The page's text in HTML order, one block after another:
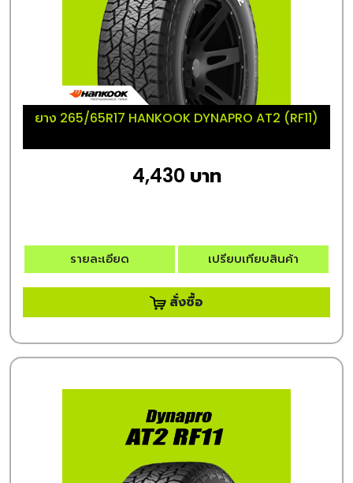
ยาง 265/65R17 HANKOOK DYNAPRO AT2 (RF11)
4,430 บาท
รายละเอียด เปรียบเทียบสินค้า
สั่งซื้อ